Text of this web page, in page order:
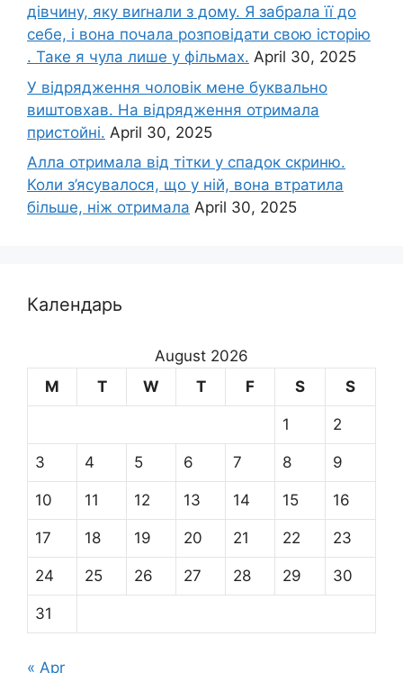
дівчину, яку виrнали з дому. Я забрала її до
себе, і вона почала розповідати свою історію
. Таке я чула лише у фільмах. April 30, 2025
У відрядження чоловік мене буквально
виштовхав. На відрядження отримала
пристойні. April 30, 2025
Алла отримала від тітки у спадок скриню.
Коли з’ясувалося, що у ній, вона втратила
більше, ніж отримала April 30, 2025
Календарь
August 2026
M
T W T F S S
1 2
3 4 5 6 7 8 9
10 11 12 13 14 15 16
17 18 19 20 21 22 23
24 25 26 27 28 29 30
31
« Apr